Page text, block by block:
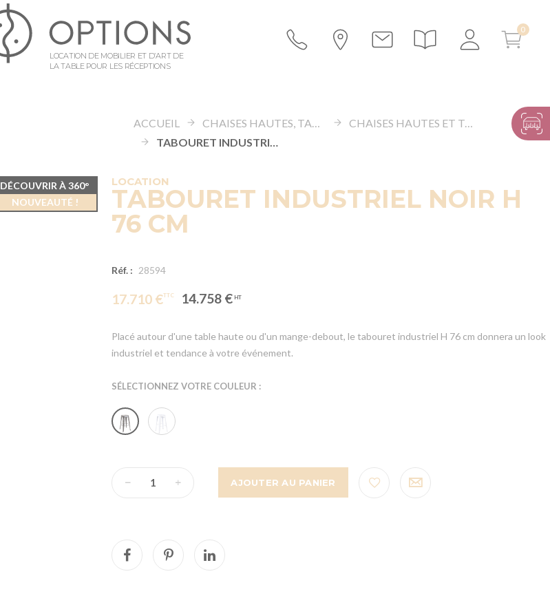
LOCATION DE MOBILIER ET D’ART DE
LA TABLE POUR LES RÉCEPTIONS
ACCUEIL CHAISES HAUTES, TABOURETS ET BANCS
CHAISES HAUTES ET TABOURETS
TABOURET INDUSTRIEL NOIR H 76 CM
LOCATION
TABOURET INDUSTRIEL NOIR H
76 CM
Réf. : 28594
17.710 € 14.758 €
Placé autour d'une table haute ou d'un mange-debout, le tabouret industriel H 76 cm donnera un look
industriel et tendance à votre événement.
SÉLECTIONNEZ VOTRE COULEUR :
AJOUTER AU PANIER
DÉCOUVRIR À 360°
NOUVEAUTÉ !